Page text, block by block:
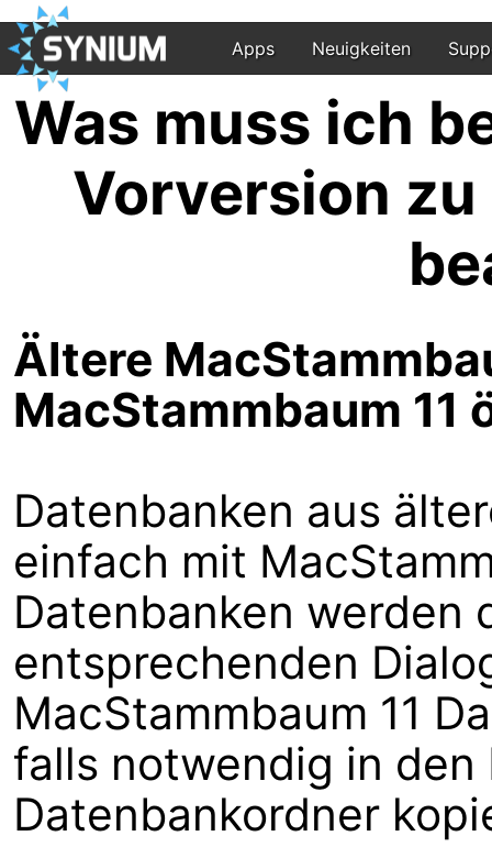
Apps Neuigkeiten
Was muss ich
Vorversion zu
Ältere
MacStammbaum 11
Datenbanken aus
einfach mit
Datenbanken werden
entsprechenden
MacStammbaum 11
falls notwendig in den
Datenbankordner